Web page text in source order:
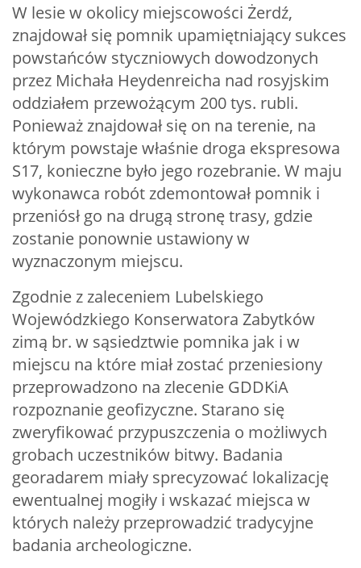
W lesie w okolicy miejscowości Żerdź,
znajdował się pomnik upamiętniający sukces
powstańców styczniowych dowodzonych
przez Michała Heydenreicha nad rosyjskim
oddziałem przewożącym 200 tys. rubli.
Ponieważ znajdował się on na terenie, na
którym powstaje właśnie droga ekspresowa
S17, konieczne było jego rozebranie. W maju
wykonawca robót zdemontował pomnik i
przeniósł go na drugą stronę trasy, gdzie
zostanie ponownie ustawiony w
wyznaczonym miejscu.
Zgodnie z zaleceniem Lubelskiego
Wojewódzkiego Konserwatora Zabytków
zimą br. w sąsiedztwie pomnika jak i w
miejscu na które miał zostać przeniesiony
przeprowadzono na zlecenie GDDKiA
rozpoznanie geofizyczne. Starano się
zweryfikować przypuszczenia o możliwych
grobach uczestników bitwy. Badania
georadarem miały sprecyzować lokalizację
ewentualnej mogiły i wskazać miejsca w
których należy przeprowadzić tradycyjne
badania archeologiczne.